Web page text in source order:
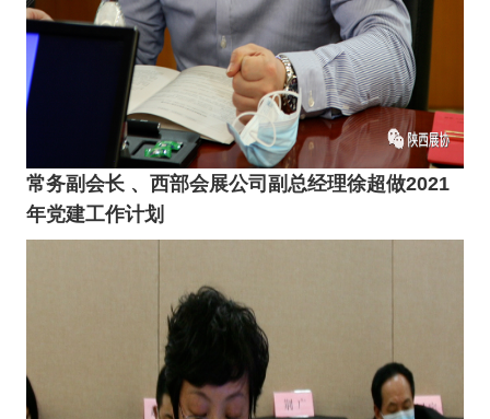
常务副会长 、西部会展公司副总经理徐超做2021
年党建工作计划